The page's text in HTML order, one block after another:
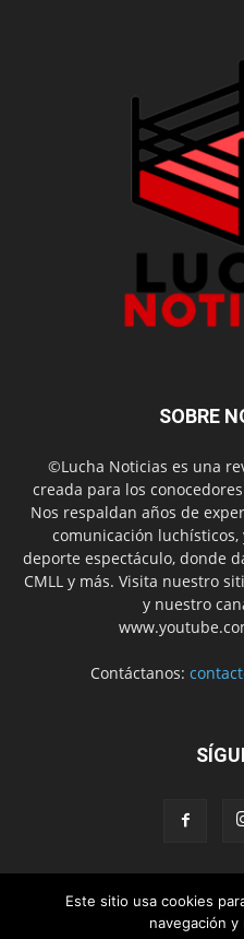
SOBRE
©Lucha Noticias es una
creada para los
Nos respaldan años de
comunicación
deporte espectáculo, donde
CMLL y más. Visita nuestro
y nuestro
Contáctanos:
WWE Noticias WWE
Colabora
Este sitio usa cookies
navegación